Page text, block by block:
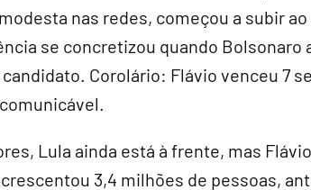
nas redes, começou a subir
se concretizou quando Bolsonaro
Corolário: Flávio venceu 7
Lula ainda está à frente, mas
3,4 milhões de pessoas,